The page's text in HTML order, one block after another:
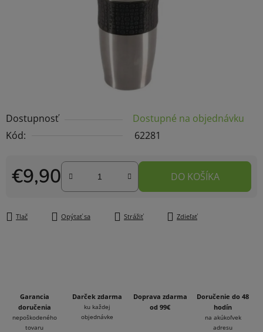
Dostupnosť
Dostupné na objednávku
Kód:
62281
€9,90
Jednotková cena:
DO KOŠÍKA
Tlač Opýtať sa Strážiť Zdieľať
Garancia
doručenia
nepoškodeného
tovaru
Darček zdarma
ku každej
objednávke
Doprava zdarma
od 99€
Doručenie do 48
hodín
na akúkoľvek
adresu